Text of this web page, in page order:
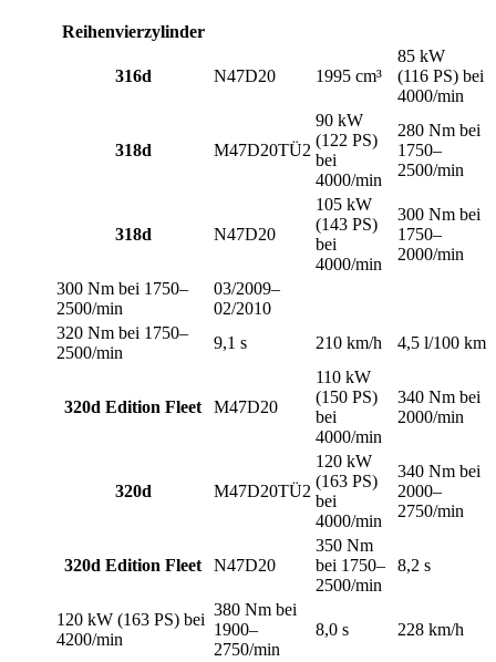
Reihenvierzylinder
316d N47D20 1995 cm³
85 kW
(116 PS) bei
4000/min
318d M47D20TÜ2
90 kW
(122 PS)
bei
4000/min
280 Nm bei
1750–
2500/min
318d N47D20
105 kW
(143 PS)
bei
4000/min
300 Nm bei
1750–
2000/min
300 Nm bei 1750–
2500/min
03/2009–
02/2010
320 Nm bei 1750–
2500/min
9,1 s 210 km/h 4,5 l/100 km
320d Edition Fleet M47D20
110 kW
(150 PS)
bei
4000/min
340 Nm bei
2000/min
320d M47D20TÜ2
120 kW
(163 PS)
bei
4000/min
340 Nm bei
2000–
2750/min
320d Edition Fleet N47D20
350 Nm
bei 1750–
2500/min
8,2 s
120 kW (163 PS) bei
4200/min
380 Nm bei
1900–
2750/min
8,0 s 228 km/h